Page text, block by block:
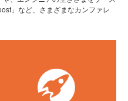
」など、さまざまなカンファレ